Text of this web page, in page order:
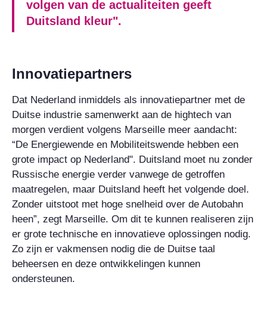
volgen van de actualiteiten geeft
Duitsland kleur".
Innovatiepartners
Dat Nederland inmiddels als innovatiepartner met de
Duitse industrie samenwerkt aan de hightech van
morgen verdient volgens Marseille meer aandacht:
“De Energiewende en Mobiliteitswende hebben een
grote impact op Nederland". Duitsland moet nu zonder
Russische energie verder vanwege de getroffen
maatregelen, maar Duitsland heeft het volgende doel.
Zonder uitstoot met hoge snelheid over de Autobahn
heen”, zegt Marseille. Om dit te kunnen realiseren zijn
er grote technische en innovatieve oplossingen nodig.
Zo zijn er vakmensen nodig die de Duitse taal
beheersen en deze ontwikkelingen kunnen
ondersteunen.